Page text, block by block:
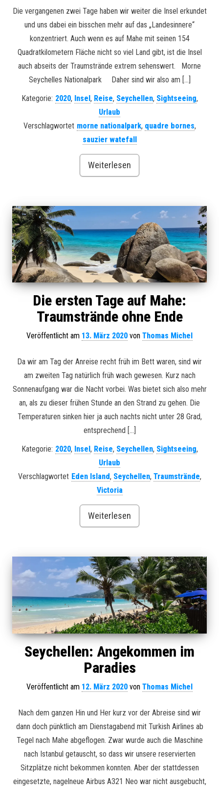
Die vergangenen zwei Tage haben wir weiter die Insel erkundet
und uns dabei ein bisschen mehr auf das „Landesinnere“
konzentriert. Auch wenn es auf Mahe mit seinen 154
Quadratkilometern Fläche nicht so viel Land gibt, ist die Insel
auch abseits der Traumstrände extrem sehenswert. Morne
Seychelles Nationalpark Daher sind wir also am […]
Kategorie: 2020, Insel, Reise, Seychellen, Sightseeing,
Urlaub
Verschlagwortet morne nationalpark, quadre bornes,
sauzier watefall
Weiterlesen
Die ersten Tage auf Mahe:
Traumstrände ohne Ende
Veröffentlicht am 13. März 2020 von Thomas Michel
Da wir am Tag der Anreise recht früh im Bett waren, sind wir
am zweiten Tag natürlich früh wach gewesen. Kurz nach
Sonnenaufgang war die Nacht vorbei. Was bietet sich also mehr
an, als zu dieser frühen Stunde an den Strand zu gehen. Die
Temperaturen sinken hier ja auch nachts nicht unter 28 Grad,
entsprechend […]
Kategorie: 2020, Insel , Reise, Seychellen, Sightseeing,
Urlaub
Verschlagwortet Eden Island, Seychellen, Traumstrände,
Victoria
Weiterlesen
Seychellen: Angekommen im
Paradies
Veröffentlicht am 12. März 2020 von Thomas Michel
Nach dem ganzen Hin und Her kurz vor der Abreise sind wir
dann doch pünktlich am Dienstagabend mit Turkish Airlines ab
Tegel nach Mahe abgeflogen. Zwar wurde auch die Maschine
nach Istanbul getauscht, so dass wir unsere reservierten
Sitzplätze nicht bekommen konnten. Aber der stattdessen
eingesetzte, nagelneue Airbus A321 Neo war nicht ausgebucht,